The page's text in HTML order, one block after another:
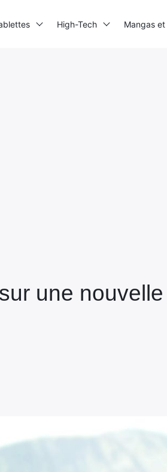
une nouvelle
High-Tech Mangas